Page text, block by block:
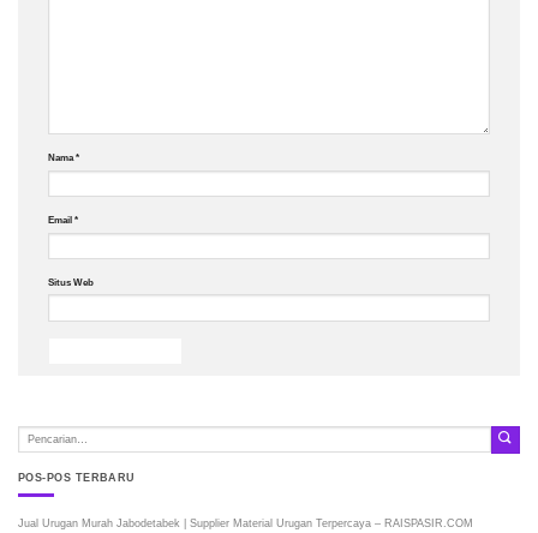
Nama*
Email *
Situs Web
POS-POS TERBARU
Jual Urugan Murah Jabodetabek | Supplier Material Urugan Terpercaya – RAISPASIR.COM